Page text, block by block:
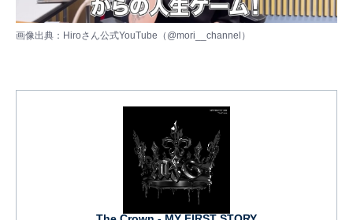
画像出典：Hiroさん公式YouTube（ @mori__channel ）